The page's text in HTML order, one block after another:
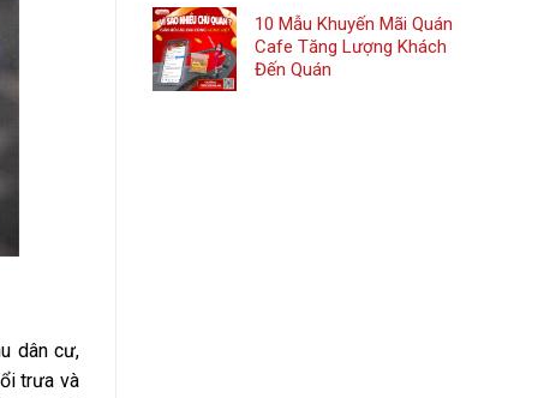
dân cư,
trưa và
10 Mẫu Khuyến Mãi Quán
Cafe Tăng Lượng Khách
Đến Quán